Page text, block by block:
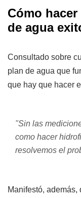
Cómo
de agua
Consultado sobre
plan de agua que
que hay que hacer
"Sin las
como hacer
resolvemos el
Manifestó, además,